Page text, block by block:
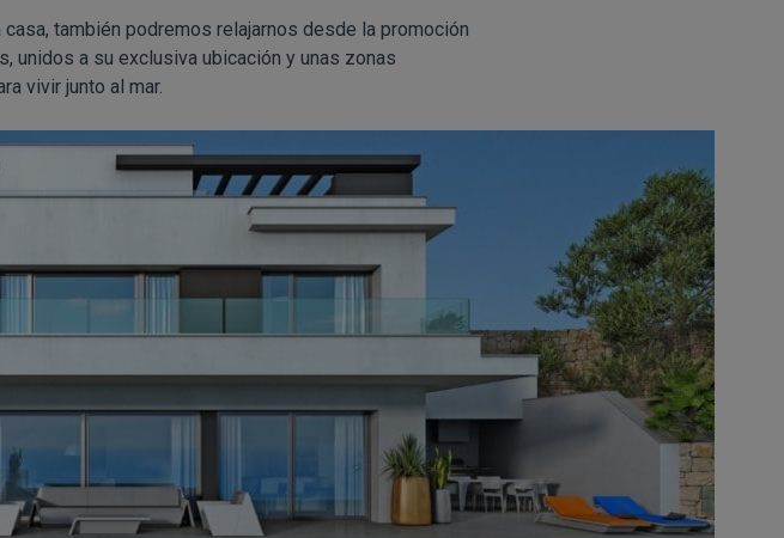
también podremos relajarnos desde la promoción
unidos a su exclusiva ubicación y unas zonas
vivir junto al mar.